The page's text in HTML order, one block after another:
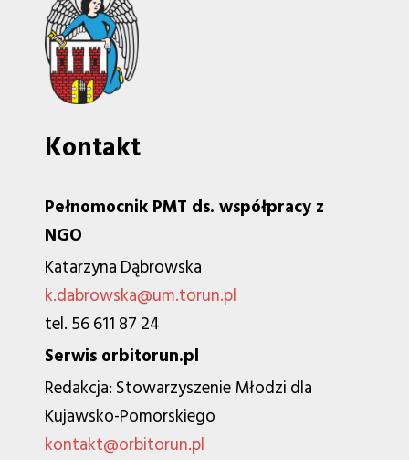
Kontakt
Pełnomocnik PMT ds. współpracy z
NGO
Katarzyna Dąbrowska
k.dabrowska@um.torun.pl
tel. 56 611 87 24
Serwis orbitorun.pl
Redakcja: Stowarzyszenie Młodzi dla
Kujawsko-Pomorskiego
kontakt@orbitorun.pl